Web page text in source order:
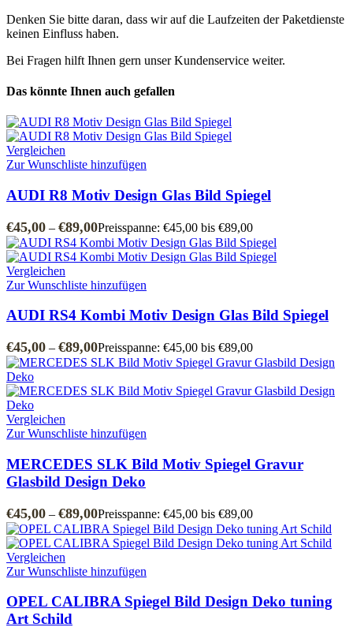
Denken Sie bitte daran, dass wir auf die Laufzeiten der Paketdienste
keinen Einfluss haben.
Bei Fragen hilft Ihnen gern unser Kundenservice weiter.
Das könnte Ihnen auch gefallen
Vergleichen
Zur Wunschliste hinzufügen
AUDI R8 Motiv Design Glas Bild Spiegel
€45,00 – €89,00Preisspanne: €45,00 bis €89,00
Vergleichen
Zur Wunschliste hinzufügen
AUDI RS4 Kombi Motiv Design Glas Bild Spiegel
€45,00 – €89,00Preisspanne: €45,00 bis €89,00
Vergleichen
Zur Wunschliste hinzufügen
MERCEDES SLK Bild Motiv Spiegel Gravur
Glasbild Design Deko
€45,00 – €89,00Preisspanne: €45,00 bis €89,00
Vergleichen
Zur Wunschliste hinzufügen
OPEL CALIBRA Spiegel Bild Design Deko tuning
Art Schild